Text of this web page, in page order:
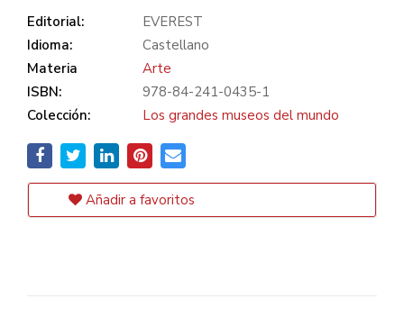
Editorial:
EVEREST
Idioma:
Castellano
Materia
Arte
ISBN:
978-84-241-0435-1
Colección:
Los grandes museos del mundo
Añadir a favoritos